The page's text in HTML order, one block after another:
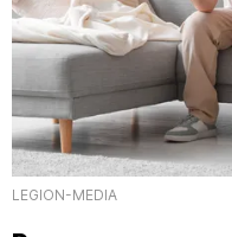
LEGION-MEDIA